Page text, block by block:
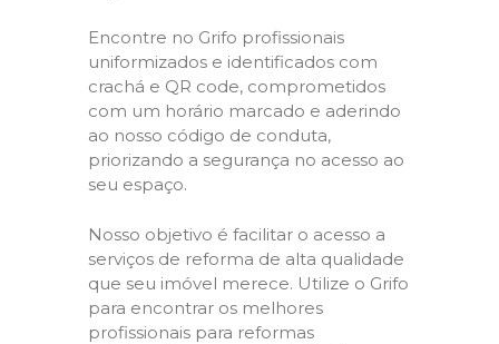
Encontre no Grifo profissionais
uniformizados e identificados com
crachá e QR code, comprometidos
com um horário marcado e aderindo
ao nosso código de conduta,
priorizando a segurança no acesso ao
seu espaço.
Nosso objetivo é facilitar o acesso a
serviços de reforma de alta qualidade
que seu imóvel merece. Utilize o Grifo
para encontrar os melhores
profissionais para reformas